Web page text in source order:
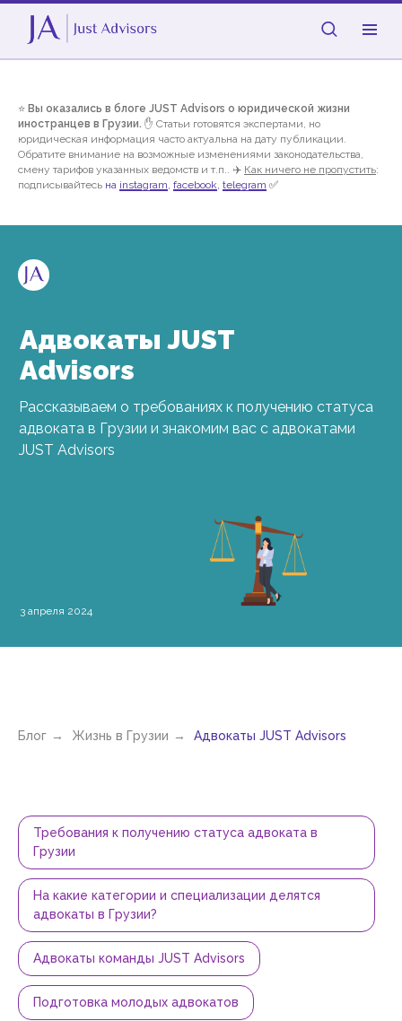
⭐ Вы оказались в блоге JUST Advisors о юридической жизни
иностранцев в Грузии. ✋ Статьи готовятся экспертами, но
юридическая информация часто актуальна на дату публикации.
Обратите внимание на возможные изменениями законодательства,
смену тарифов указанных ведомств и т.п.. ✈️ Как ничего не пропустить:
подписывайтесь на instagram, facebook, telegram ✅
Адвокаты JUST
Advisors
Рассказываем о требованиях к получению статуса
адвоката в Грузии и знакомим вас с адвокатами
JUST Advisors
3 апреля 2024
Блог → Жизнь в Грузии → Адвокаты JUST Advisors
Требования к получению статуса адвоката в
Грузии
На какие категории и специализации делятся
адвокаты в Грузии?
Адвокаты команды JUST Advisors
Подготовка молодых адвокатов